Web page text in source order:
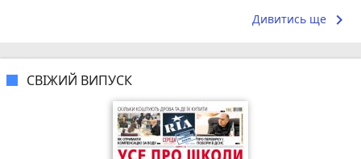
Дивитись ще keyboard_arrow_right
СВІЖИЙ ВИПУСК